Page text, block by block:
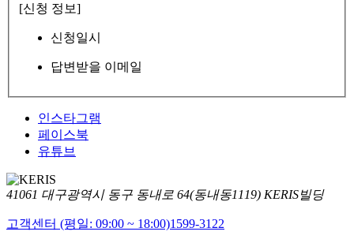
[신청 정보]
신청일시
답변받을 이메일
인스타그램
페이스북
유튜브
41061 대구광역시 동구 동내로 64(동내동1119) KERIS빌딩
고객센터 (평일: 09:00 ~ 18:00)1599-3122